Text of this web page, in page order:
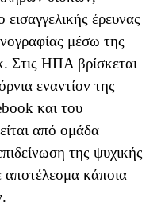
έρευνας
μέσω της
Στις ΗΠΑ βρίσκεται
εναντίον της
και του
από ομάδα
της ψυχικής
αποτέλεσμα κάποια